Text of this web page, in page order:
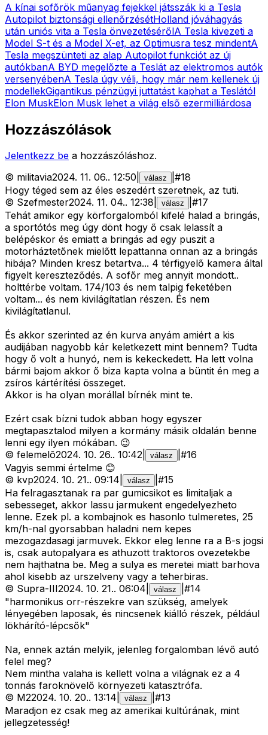
A kínai sofőrök műanyag fejekkel játsszák ki a Tesla
Autopilot biztonsági ellenőrzésétHolland jóváhagyás
után uniós vita a Tesla önvezetésérőlA Tesla kivezeti a
Model S-t és a Model X-et, az Optimusra tesz mindentA
Tesla megszünteti az alap Autopilot funkciót az új
autókbanA BYD megelőzte a Teslát az elektromos autók
versenyébenA Tesla úgy véli, hogy már nem kellenek új
modellekGigantikus pénzügyi juttatást kaphat a Teslától
Elon MuskElon Musk lehet a világ első ezermilliárdosa
Hozzászólások
Jelentkezz be a hozzászóláshoz.
© militavia2024. 11. 06.. 12:50 válasz #18
Hogy téged sem az éles eszedért szeretnek, az tuti.
© Szefmester2024. 11. 04.. 12:38 válasz #17
Tehát amikor egy körforgalomból kifelé halad a bringás,
a sportótós meg úgy dönt hogy ő csak lelassít a
belépéskor és emiatt a bringás ad egy puszit a
motorháztetőnek mielőtt lepattanna onnan az a bringás
hibája? Minden kresz betartva... 4 térfigyelő kamera által
figyelt kereszteződés. A sofőr meg annyit mondott..
holttérbe voltam. 174/103 és nem talpig feketében
voltam... és nem kivilágítatlan részen. És nem
kivilágítatlanul.
És akkor szerinted az én kurva anyám amiért a kis
audijában nagyobb kár keletkezett mint bennem? Tudta
hogy ő volt a hunyó, nem is kekeckedett. Ha lett volna
bármi bajom akkor ő biza kapta volna a büntit én meg a
zsíros kártérítési összeget.
Akkor is ha olyan morállal bírnék mint te.
Ezért csak bízni tudok abban hogy egyszer
megtapasztalod milyen a kormány másik oldalán benne
lenni egy ilyen mókában. 😉
© felemelõ2024. 10. 26.. 10:42 válasz #16
Vagyis semmi értelme 😊
© kvp2024. 10. 21.. 09:14 válasz #15
Ha felragasztanak ra par gumicsikot es limitaljak a
sebesseget, akkor lassu jarmukent engedelyezheto
lenne. Ezek pl. a kombajnok es hasonlo tulmeretes, 25
km/h-nal gyorsabban haladni nem kepes
mezogazdasagi jarmuvek. Ekkor eleg lenne ra a B-s jogsi
is, csak autopalyara es athuzott traktoros ovezetekbe
nem hajthatna be. Meg a sulya es meretei miatt barhova
ahol kisebb az urszelveny vagy a teherbiras.
© Supra-III2024. 10. 21.. 06:04 válasz #14
"harmonikus orr-részekre van szükség, amelyek
lényegében laposak, és nincsenek kiálló részek, például
lökhárító-lépcsők"
Na, ennek aztán melyik, jelenleg forgalomban lévő autó
felel meg?
Nem mintha valaha is kellett volna a világnak ez a 4
tonnás faroknövelő környezeti katasztrófa.
© M22024. 10. 20.. 13:14 válasz #13
Maradjon ez csak meg az amerikai kultúrának, mint
jellegzetesség!